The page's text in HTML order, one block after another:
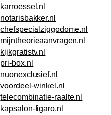
karroessel.nl
notarisbakker.nl
chefspecialziggodome.nl
mijntheorieaanvragen.nl
kijkgratistv.nl
pri-box.nl
nuonexclusief.nl
voordeel-winkel.nl
telecombinatie-raalte.nl
kapsalon-figaro.nl